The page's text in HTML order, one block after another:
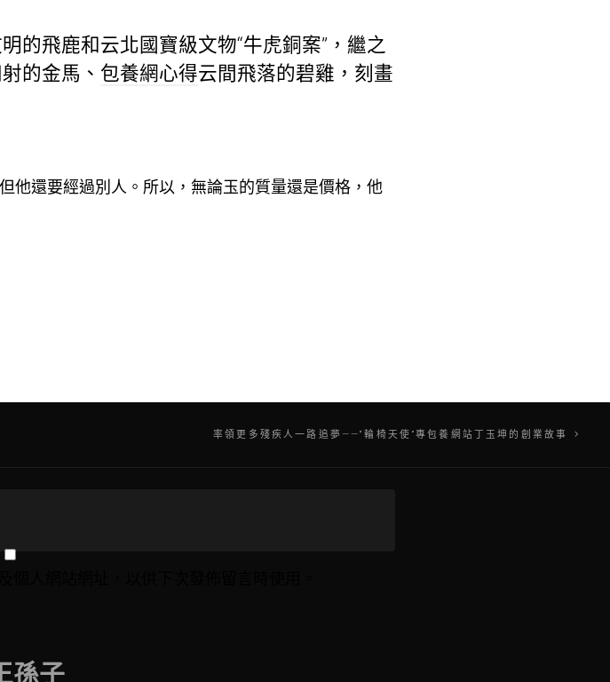
飛鹿和云北國寶級文物“牛虎銅案”，繼之
的金馬、 包養網心得云間飛落的碧雞，刻畫
他還要經過別人。所以，無論玉的質量還是價格，他
率領更多殘疾人一路追夢——“輪椅天使”專包養網站丁玉坤的創業故事
孫子